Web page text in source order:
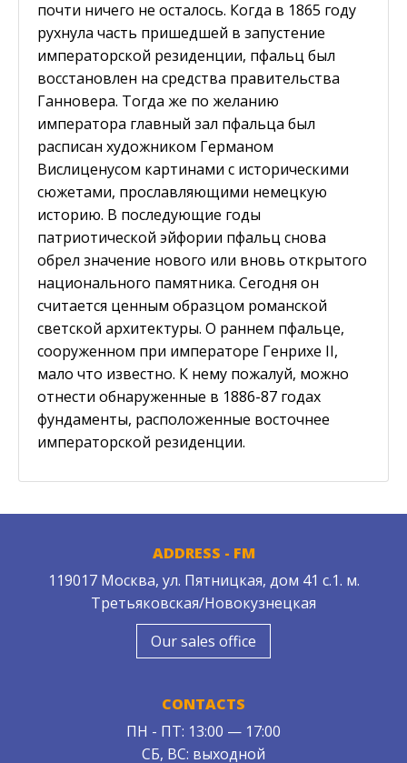
почти ничего не осталось. Когда в 1865 году
рухнула часть пришедшей в запустение
императорской резиденции, пфальц был
восстановлен на средства правительства
Ганновера. Тогда же по желанию
императора главный зал пфальца был
расписан художником Германом
Вислиценусом картинами с историческими
сюжетами, прославляющими немецкую
историю. В последующие годы
патриотической эйфории пфальц снова
обрел значение нового или вновь открытого
национального памятника. Сегодня он
считается ценным образцом романской
светской архитектуры. О раннем пфальце,
сооруженном при императоре Генрихе II,
мало что известно. К нему пожалуй, можно
отнести обнаруженные в 1886-87 годах
фундаменты, расположенные восточнее
императорской резиденции.
ADDRESS - FM
119017 Москва, ул. Пятницкая, дом 41 с.1. м.
Третьяковская/Новокузнецкая
Our sales office
CONTACTS
ПН - ПТ: 13:00 — 17:00
СБ, ВС: выходной